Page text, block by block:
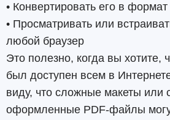
• Конвертировать его в
• Просматривать или
любой браузер
Это полезно, когда вы хотите,
был доступен всем в
виду, что сложные макеты или
оформленные PDF-файлы